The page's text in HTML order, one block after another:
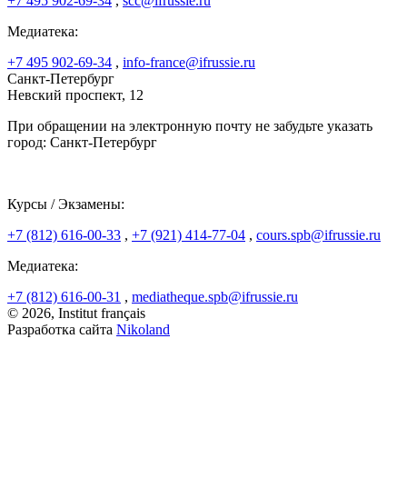
Медиатека:
+7 495 902-69-34 , info-france@ifrussie.ru
Санкт-Петербург
Невский проспект, 12
При обращении на электронную почту не забудьте указать
город: Санкт-Петербург
Курсы / Экзамены:
+7 (812) 616-00-33 , +7 (921) 414-77-04 , cours.spb@ifrussie.ru
Медиатека:
+7 (812) 616-00-31 , mediatheque.spb@ifrussie.ru
© 2026, Institut français
Разработка сайта Nikoland